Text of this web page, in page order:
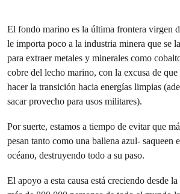
El fondo marino es la última frontera virgen
le importa poco a la industria minera que se
para extraer metales y minerales como
cobre del lecho marino, con la excusa de que
hacer la transición hacia energías limpias
sacar provecho para usos militares).
Por suerte, estamos a tiempo de evitar que
pesan tanto como una ballena azul- saqueen
océano, destruyendo todo a su paso.
El apoyo a esta causa está creciendo desde